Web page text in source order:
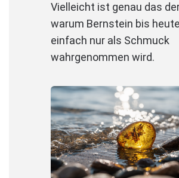
Vielleicht ist genau das
warum Bernstein bis
einfach nur als Schmuck
wahrgenommen wird.